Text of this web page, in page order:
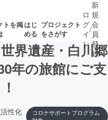
トを掲はじ
める
プロジェクト
をさがす
募集終了が近いプ
ロ
グ
イ
ン
/
新
規
会
員
登
録
界遺産・白川郷
年の旅館にご支
性化
コロナサポートプログラム